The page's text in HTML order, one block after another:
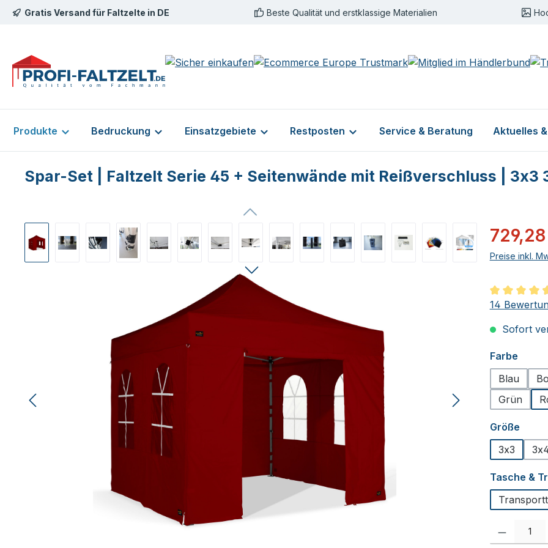
Hauptinhalt springen
Zur Suche springen
Zur Hauptnavigation springen
Gratis Versand für Faltzelte in DE Beste Qualität und erstklassige Materialien
Produkte Bedruckung Einsatzgebiete Restposten Service & Beratung Aktuelles
Spar-Set | Faltzelt Serie 45 + Seitenwände mit Reißverschluss | 3x3
Bildergalerie überspringen
Preise inkl.
14
Sofort
Farbe
Blau
Grün
Größe
3x3
Tasche &
Produkt